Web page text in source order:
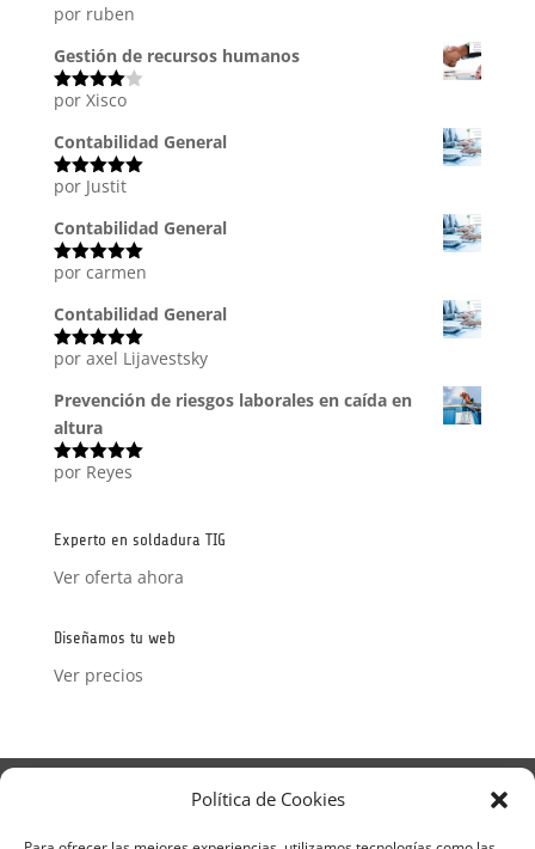
Política de Cookies
Valorado
por ruben
Gestión de recursos humanos
Valorado
5
por Xisco
Contabilidad General
Valorado
por Justit
Contabilidad General
Valorado
por carmen
Contabilidad General
Valorado
por axel Lijavestsky
Prevención de riesgos laborales en caída en
altura
Valorado
por Reyes
Experto en soldadura TIG
Ver oferta ahora
Diseñamos tu web
Ver precios
Aviso Legal
Política de Privacidad